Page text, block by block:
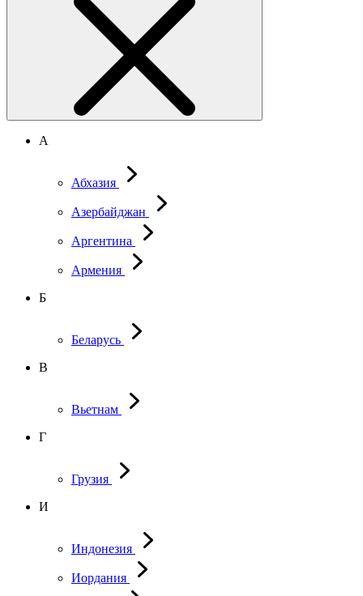
А
Абхазия
Азербайджан
Аргентина
Армения
Б
Беларусь
В
Вьетнам
Г
Грузия
И
Индонезия
Иордания